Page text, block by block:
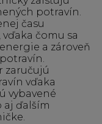
potravín.
času
čomu sa
a zároveň
zaručujú
vďaka
vybavené
ďalším